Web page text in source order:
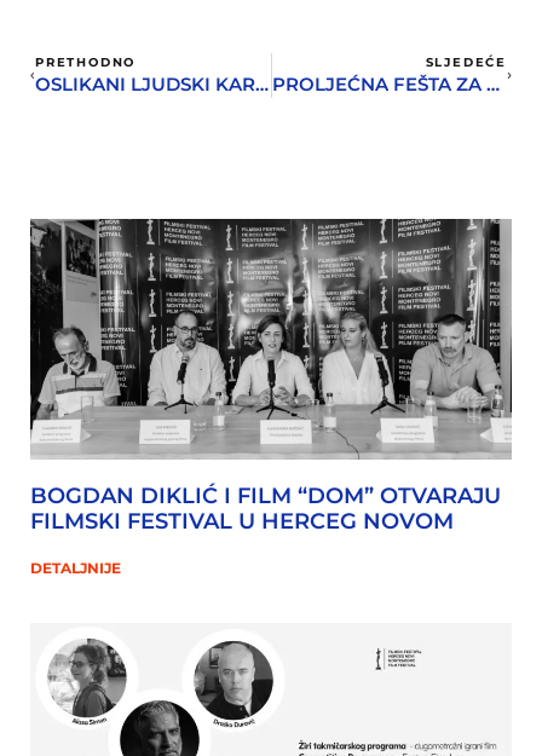
PRETHODNO
OSLIKANI LJUDSKI KARAKTERI U IZMAŠTANIM DRAGULJIMA
SLJEDEĆE
PROLJEĆNA FEŠTA ZA VIKEND
BOGDAN DIKLIĆ I FILM “DOM” OTVARAJU
FILMSKI FESTIVAL U HERCEG NOVOM
DETALJNIJE